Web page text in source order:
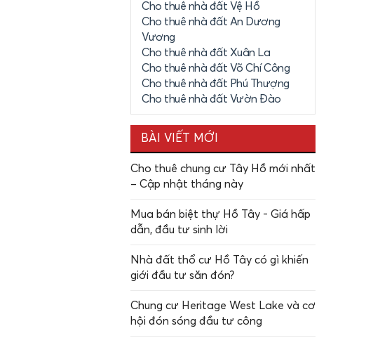
Cho thuê nhà đất Vệ Hồ
Cho thuê nhà đất An Dương
Vương
Cho thuê nhà đất Xuân La
Cho thuê nhà đất Võ Chí Công
Cho thuê nhà đất Phú Thượng
Cho thuê nhà đất Vườn Đào
BÀI VIẾT MỚI
Cho thuê chung cư Tây Hồ mới nhất
– Cập nhật tháng này
Mua bán biệt thự Hồ Tây - Giá hấp
dẫn, đầu tư sinh lời
Nhà đất thổ cư Hồ Tây có gì khiến
giới đầu tư săn đón?
Chung cư Heritage West Lake và cơ
hội đón sóng đầu tư công